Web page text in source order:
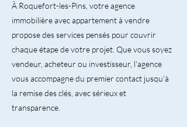
À Roquefort-les-Pins, votre agence
immobilière avec appartement à vendre
propose des services pensés pour couvrir
chaque étape de votre projet. Que vous soyez
vendeur, acheteur ou investisseur, l'agence
vous accompagne du premier contact jusqu'à
la remise des clés, avec sérieux et
transparence.